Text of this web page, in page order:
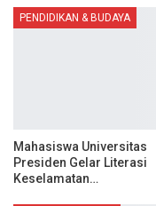
PENDIDIKAN & BUDAYA
Mahasiswa Universitas
Presiden Gelar Literasi
Keselamatan…